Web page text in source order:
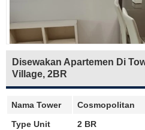
Disewakan Apartemen Di
Village, 2BR
Nama Tower Cosmopolitan
Type Unit
2 BR